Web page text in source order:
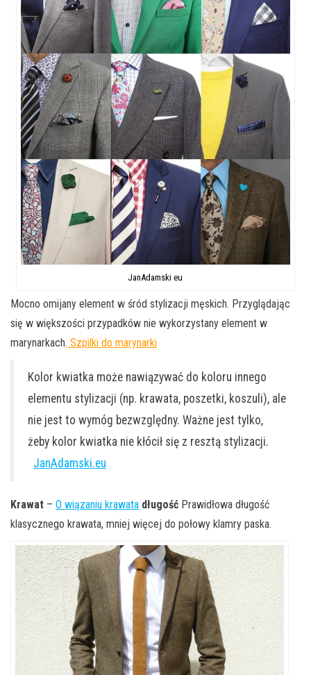
JanAdamski eu
Mocno omijany element w śród stylizacji męskich. Przyglądając
się w większości przypadków nie wykorzystany element w
marynarkach. Szpilki do marynarki
Kolor kwiatka może nawiązywać do koloru innego
elementu stylizacji (np. krawata, poszetki, koszuli), ale
nie jest to wymóg bezwzględny. Ważne jest tylko,
żeby kolor kwiatka nie kłócił się z resztą stylizacji.
JanAdamski.eu
Krawat – O wiązaniu krawata długość Prawidłowa długość
klasycznego krawata, mniej więcej do połowy klamry paska.